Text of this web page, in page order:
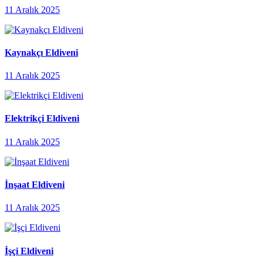
11 Aralık 2025
Kaynakçı Eldiveni
11 Aralık 2025
Elektrikçi Eldiveni
11 Aralık 2025
İnşaat Eldiveni
11 Aralık 2025
İşçi Eldiveni